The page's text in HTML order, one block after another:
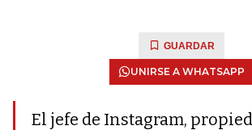
GUARDAR
UNIRSE A WHATSAPP
El jefe de Instagram,